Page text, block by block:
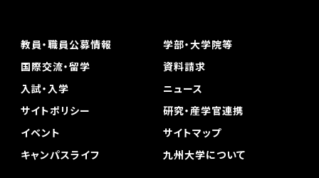
教員・職員公募情報
学部・大学院等
国際交流・留学
資料請求
入試・入学
ニュース
サイトポリシー
研究・産学官連携
イベント
サイトマップ
キャンパスライフ
九州大学について